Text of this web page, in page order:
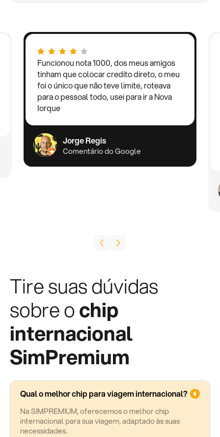
Funcionou nota 1000, dos meus amigos
tinham que colocar credito direto, o meu
foi o único que não teve limite, roteava
para o pessoal todo, usei para ir a Nova
Iorque
Jorge Regis
Comentário do Google
Tire suas dúvidas
sobre ochip
internacional
SimPremium
Qual o melhor chip para viagem internacional?
Na SIMPREMIUM, oferecemos o melhor chip
internacional para sua viagem, adaptado às suas
necessidades.